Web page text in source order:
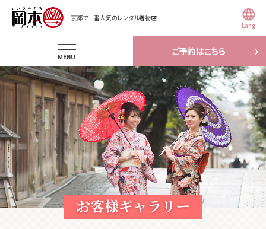
京都で一番人気のレンタル着物店
Lang
ご予約はこちら
MENU
お客様ギャラリー